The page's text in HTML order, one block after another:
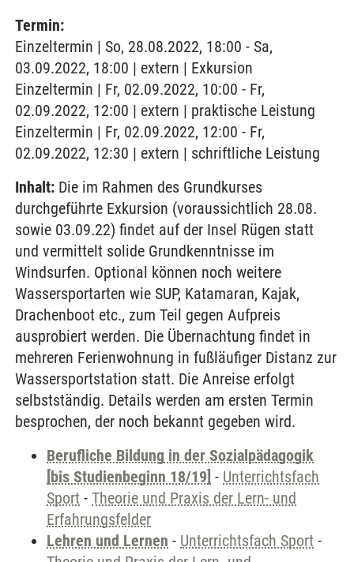
Termin:
Einzeltermin | So, 28.08.2022, 18:00 - Sa,
03.09.2022, 18:00 | extern | Exkursion
Einzeltermin | Fr, 02.09.2022, 10:00 - Fr,
02.09.2022, 12:00 | extern | praktische Leistung
Einzeltermin | Fr, 02.09.2022, 12:00 - Fr,
02.09.2022, 12:30 | extern | schriftliche Leistung
Inhalt: Die im Rahmen des Grundkurses
durchgeführte Exkursion (voraussichtlich 28.08.
sowie 03.09.22) findet auf der Insel Rügen statt
und vermittelt solide Grundkenntnisse im
Windsurfen. Optional können noch weitere
Wassersportarten wie SUP, Katamaran, Kajak,
Drachenboot etc., zum Teil gegen Aufpreis
ausprobiert werden. Die Übernachtung findet in
mehreren Ferienwohnung in fußläufiger Distanz zur
Wassersportstation statt. Die Anreise erfolgt
selbstständig. Details werden am ersten Termin
besprochen, der noch bekannt gegeben wird.
Berufliche Bildung in der Sozialpädagogik
[bis Studienbeginn 18/19] - Unterrichtsfach
Sport - Theorie und Praxis der Lern- und
Erfahrungsfelder
Lehren und Lernen - Unterrichtsfach Sport -